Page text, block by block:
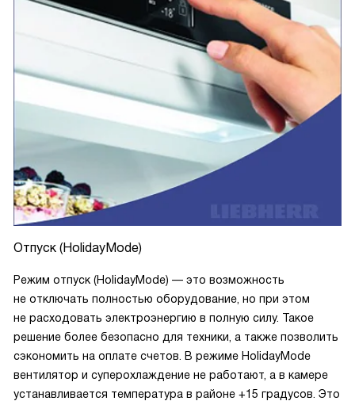
Отпуск (HolidayMode)
Режим отпуск (HolidayMode) — это возможность
не отключать полностью оборудование, но при этом
не расходовать электроэнергию в полную силу. Такое
решение более безопасно для техники, а также позволить
сэкономить на оплате счетов. В режиме HolidayMode
вентилятор и суперохлаждение не работают, а в камере
устанавливается температура в районе +15 градусов. Это